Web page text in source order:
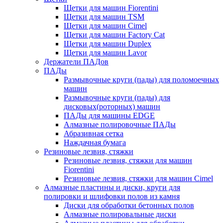
Щетки для машин Fiorentini
Щетки для машин TSM
Щетки для машин Cimel
Щетки для машин Factory Cat
Щетки для машин Duplex
Щетки для машин Lavor
Держатели ПАДов
ПАДы
Размывочные круги (пады) для поломоечных
машин
Размывочные круги (пады) для
дисковых(роторных) машин
ПАДы для машины EDGE
Алмазные полировочные ПАДы
Абразивная сетка
Наждачная бумага
Резиновые лезвия, стяжки
Резиновые лезвия, стяжки для машин
Fiorentini
Резиновые лезвия, стяжки для машин Cimel
Алмазные пластины и диски, круги для
полировки и шлифовки полов из камня
Диски для обработки бетонных полов
Алмазные полировальные диски